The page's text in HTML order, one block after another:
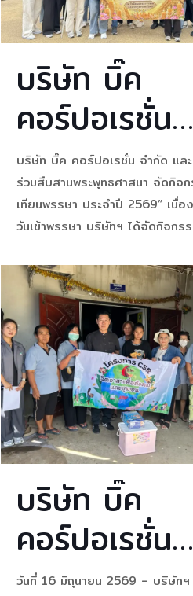
บริษัท บิ๊ค
คอร์ปอเรชั่น
จำกัด และบ
ย่อย สืบสาน
พระพุทธศาส
จัดกิจกรรม
เทียนพรรษา
ประจำปี
บริษัท บิ๊ค คอร์ปอเรชั่น จำกัด แล
ร่วมสืบสานพระพุทธศาสนา จัดกิจก
เทียนพรรษา ประจำปี 2569” เนื่อ
วันเข้าพรรษา บริษัทฯ ได้จัดกิจกร
พระพุทธศาสนา อนุรักษ์และส่งเสริ
อันดีงามของไทย ตลอดจนถวายเ
และปัจจัย เพื่อเป็นพุทธบูชาและทำ
อาราม ณ สถานที่ดังต่อไปนี้: – วัด
ราราม จ. นครปฐม[…]
บริษัท บิ๊ค
คอร์ปอเรชั่น
จำกัด และบ
วันที่ 16 มิถุนายน 2569 – บริษัท